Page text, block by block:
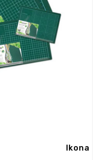
Ikona